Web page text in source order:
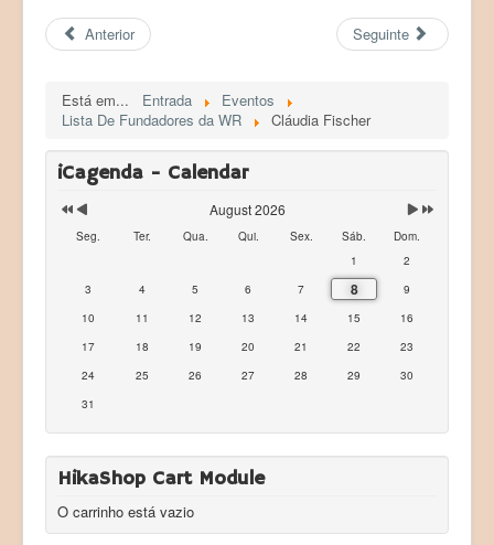
Anterior Seguinte
Está em... Entrada
Eventos
Lista De Fundadores da WR
Cláudia Fischer
iCagenda - Calendar
August 2026
Seg. Ter. Qua. Qui. Sex. Sáb.
Dom.
1
2
3
4 5 6 7 8
9
10
11 12 13 14 15
16
17
18 19 20 21 22
23
24
25 26 27 28 29
30
31
HikaShop Cart Module
O carrinho está vazio